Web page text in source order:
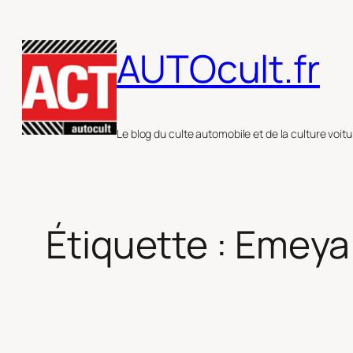
au
contenu
AUTOcult.fr
Le blog du culte automobile et de la culture
Étiquette : Emeya